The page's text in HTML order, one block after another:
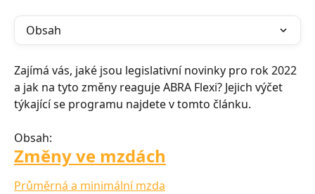
Obsah
Zajímá vás, jaké jsou legislativní novinky pro rok 2022
a jak na tyto změny reaguje ABRA Flexi? Jejich výčet
týkající se programu najdete v tomto článku.
Obsah:
Změny ve mzdách
Průměrná a minimální mzda